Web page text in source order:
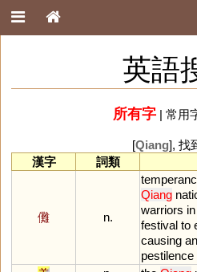
英語
所有字| 常用
[Qiang], 找
漢字
詞類
儺 n.
Qiang
warriors in
festival to
causing
pestilence